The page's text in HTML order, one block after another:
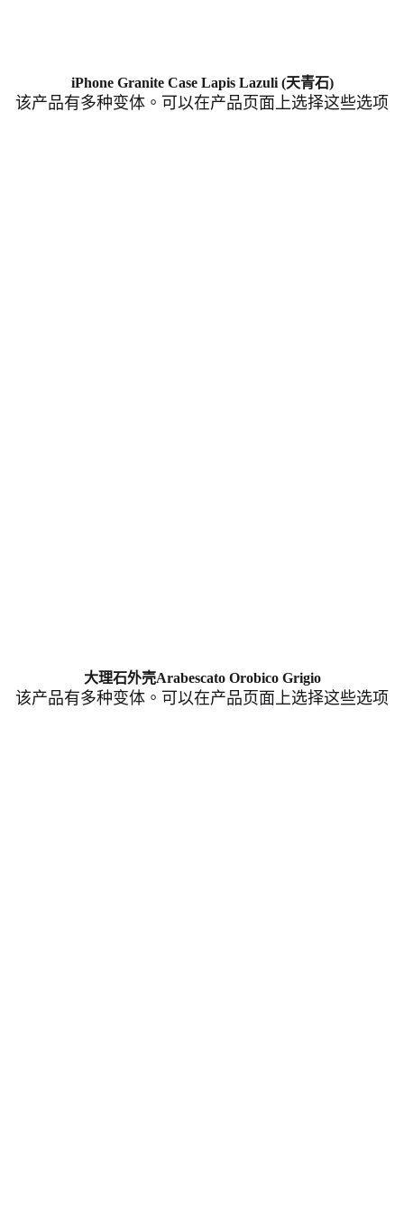
iPhone Granite Case Lapis Lazuli (天青石)
该产品有多种变体。可以在产品页面上选择这些选项
大理石外壳Arabescato Orobico Grigio
该产品有多种变体。可以在产品页面上选择这些选项